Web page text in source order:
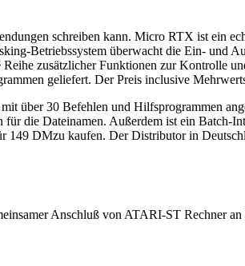
schreiben kann. Micro RTX ist ein
Betriebssystem überwacht die Ein- und
zusätzlicher Funktionen zur Kontrolle
geliefert. Der Preis inclusive
über 30 Befehlen und Hilfsprogrammen
die Dateinamen. Außerdem ist ein Batch-
149 DMzu kaufen. Der Distributor in
Anschluß von ATARI-ST Rechner